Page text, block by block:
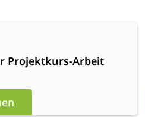
Projektkurs-Arbeit